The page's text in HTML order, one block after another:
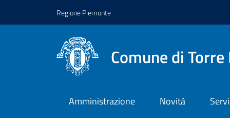
Regione Piemonte
Comune di
Amministrazione Novità